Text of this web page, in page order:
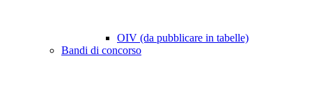
OIV (da pubblicare in tabelle)
Bandi di concorso